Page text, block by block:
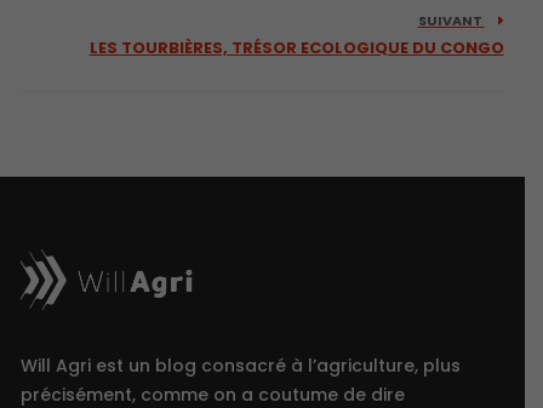
SUIVANT
LES TOURBIÈRES, TRÉSOR ECOLOGIQUE DU CONGO
Will Agri est un blog consacré à l’agriculture, plus
précisément, comme on a coutume de dire